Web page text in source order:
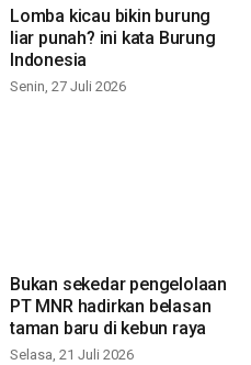
Lomba kicau bikin burung
liar punah? ini kata Burung
Indonesia
Senin, 27 Juli 2026
Bukan sekedar pengelolaan
PT MNR hadirkan belasan
taman baru di kebun raya
Selasa, 21 Juli 2026